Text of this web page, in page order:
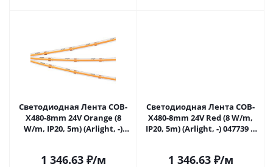
Светодиодная Лента COB-
X480-8mm 24V Orange (8
W/m, IP20, 5m) (Arlight, -)
1 346.63₽/м
Светодиодная Лента COB-
X480-8mm 24V Red (8 W/m,
IP20, 5m) (Arlight, -) 047739 в
1 346.63₽/м